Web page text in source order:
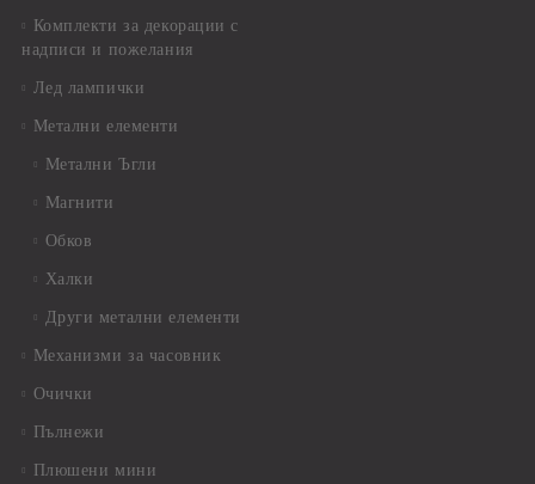
Комплекти за декорации с
надписи и пожелания
Лед лампички
Метални елементи
Метални Ъгли
Магнити
Обков
Халки
Други метални елементи
Механизми за часовник
Очички
Пълнежи
Плюшени мини